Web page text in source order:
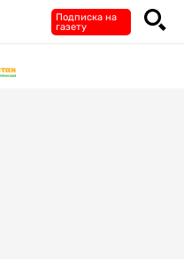
Подписка на
газету